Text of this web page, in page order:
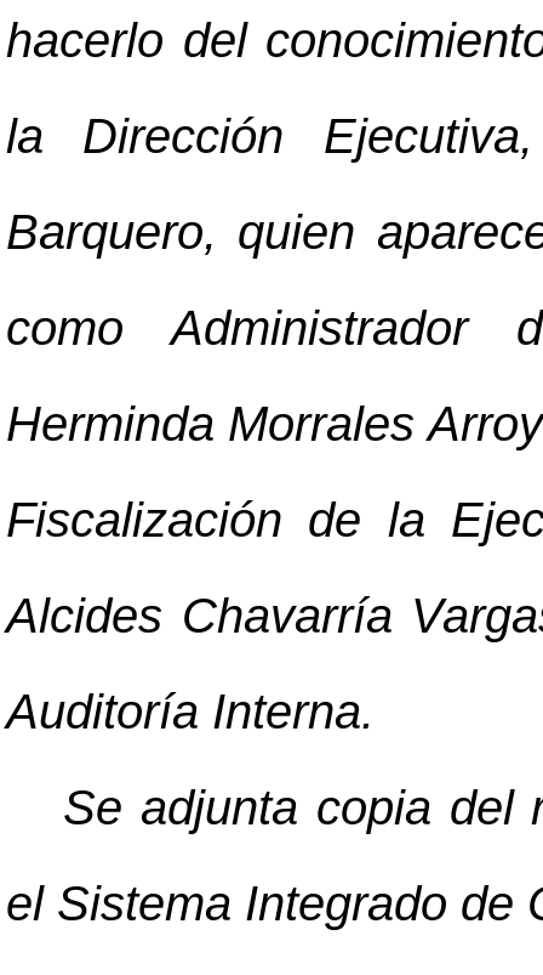
hacerlo del
la Dirección
Barquero, quien
como
Herminda Morrales
Fiscalización de la
Alcides Chavarría
Auditoría Interna.
Se adjunta copia del
el Sistema Integrado de